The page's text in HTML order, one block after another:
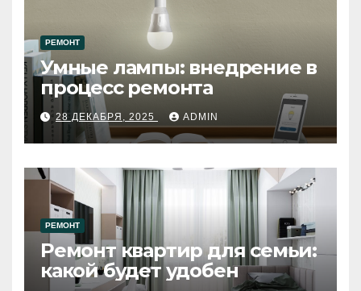
РЕМОНТ
Умные лампы: внедрение в
процесс ремонта
28 ДЕКАБРЯ, 2025 ADMIN
РЕМОНТ
Ремонт квартир для семьи:
какой будет удобен